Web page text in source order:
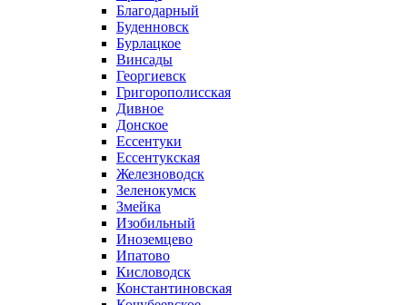
Благодарный
Буденновск
Бурлацкое
Винсады
Георгиевск
Григорополисская
Дивное
Донское
Ессентуки
Ессентукская
Железноводск
Зеленокумск
Змейка
Изобильный
Иноземцево
Ипатово
Кисловодск
Константиновская